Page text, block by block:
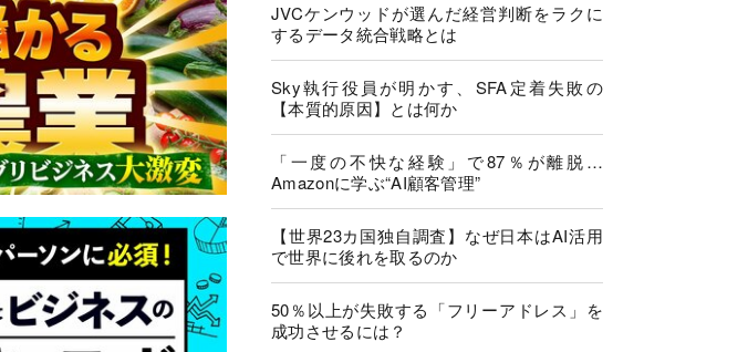
JVCケンウッドが選んだ経営判断をラクに
するデータ統合戦略とは
Sky執行役員が明かす、SFA定着失敗の
【本質的原因】とは何か
「一度の不快な経験」で87％が離脱…
Amazonに学ぶ“AI顧客管理”
【世界23カ国独自調査】なぜ日本はAI活用
で世界に後れを取るのか
50％以上が失敗する「フリーアドレス」を
成功させるには？